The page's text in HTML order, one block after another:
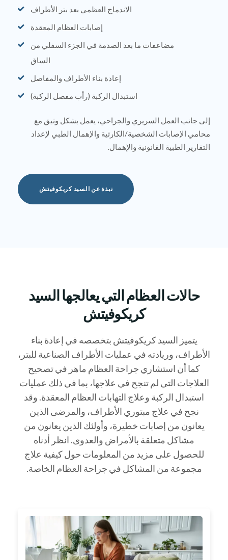
الاندماج العظمي بعد بتر الأطراف
إصابات العظام المعقدة
مضاعفات ما بعد الصدمة في الجزء السفلي من
الساق
إعادة بناء الأطراف والمفاصل
استبدال الركبة (رأب مفصل الركبة)
إلى جانب العمل السريري والجراحي، يعمل بشكل وثيق مع
محامي الإصابات الشخصية/الكارثية والإهمال الطبي لإعداد
التقارير الطبية القانونية والإهمال.
نبذة عن السيد كريكوفيتش
حالات العظام التي يعالجها السيد
كريكوفيتش
يتميز السيد كريكوفيتش بتخصصه في إعادة بناء
الأطراف، وريادته في عمليات الأطراف الصناعية للبتر،
كما أن استشاري جراحة العظام ماهر في تصحيح
العلاجات التي لم تنجح في علاجها، بما في ذلك عمليات
استبدال الركبة وعلاج التهابات العظام المعقدة. وقد
نجح في علاج مبتوري الأطراف، والمرضى الذين
يعانون من إصابات خطيرة، وأولئك الذين يعانون من
مشاكل متعلقة بالأمراض والعدوى. انظر أدناه
للحصول على مزيد من المعلومات حول كيفية علاج
مجموعة من المشاكل في جراحة العظام الخاصة.